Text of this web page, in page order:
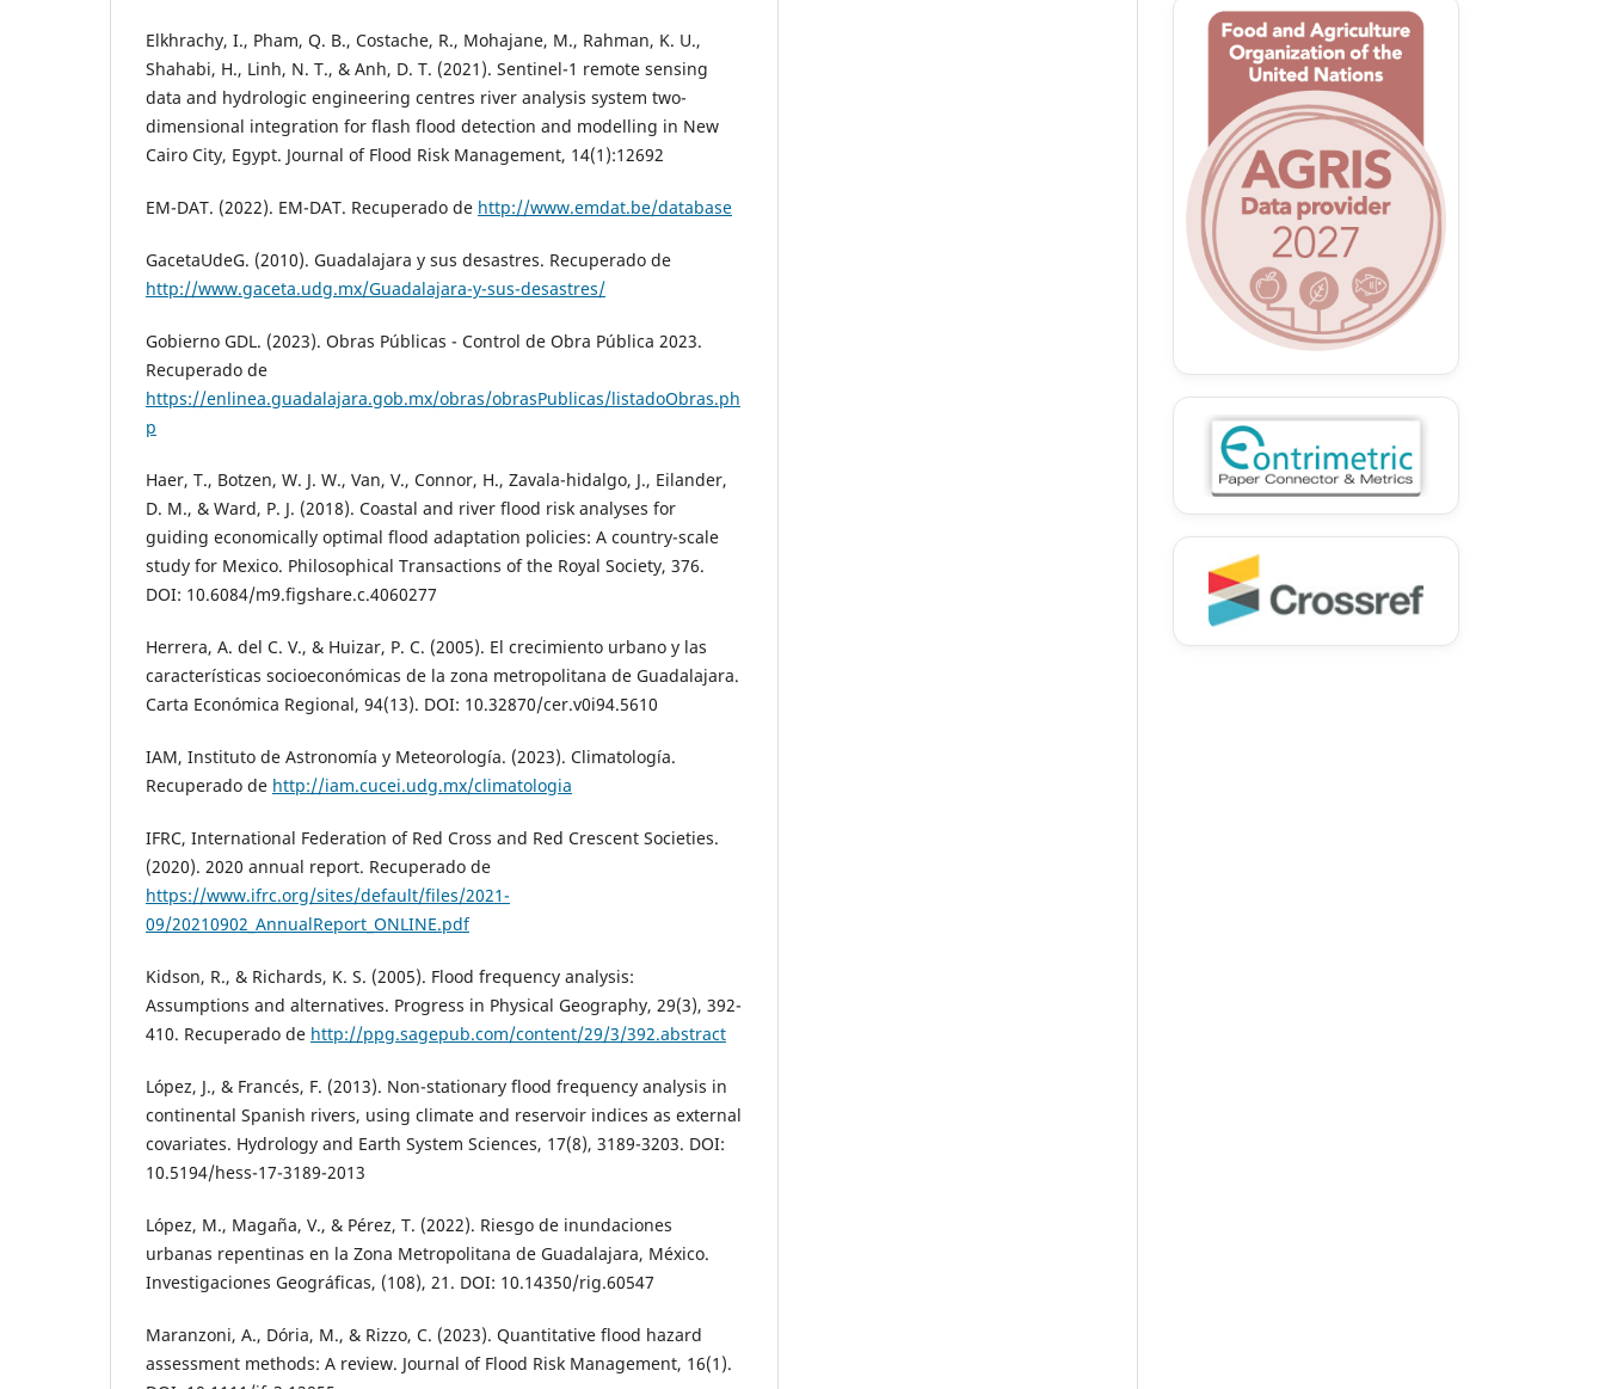
Elkhrachy, I., Pham, Q. B., Costache, R., Mohajane, M., Rahman, K. U.,
Shahabi, H., Linh, N. T., & Anh, D. T. (2021). Sentinel-1 remote sensing
data and hydrologic engineering centres river analysis system two-
dimensional integration for flash flood detection and modelling in New
Cairo City, Egypt. Journal of Flood Risk Management, 14(1):12692
EM-DAT. (2022). EM-DAT. Recuperado de http://www.emdat.be/database
GacetaUdeG. (2010). Guadalajara y sus desastres. Recuperado de
http://www.gaceta.udg.mx/Guadalajara-y-sus-desastres/
Gobierno GDL. (2023). Obras Públicas - Control de Obra Pública 2023.
Recuperado de
https://enlinea.guadalajara.gob.mx/obras/obrasPublicas/listadoObras.ph
p
Haer, T., Botzen, W. J. W., Van, V., Connor, H., Zavala-hidalgo, J., Eilander,
D. M., & Ward, P. J. (2018). Coastal and river flood risk analyses for
guiding economically optimal flood adaptation policies: A country-scale
study for Mexico. Philosophical Transactions of the Royal Society, 376.
DOI: 10.6084/m9.figshare.c.4060277
Herrera, A. del C. V., & Huizar, P. C. (2005). El crecimiento urbano y las
características socioeconómicas de la zona metropolitana de Guadalajara.
Carta Económica Regional, 94(13). DOI: 10.32870/cer.v0i94.5610
IAM, Instituto de Astronomí­a y Meteorología. (2023). Climatología.
Recuperado de http://iam.cucei.udg.mx/climatologia
IFRC, International Federation of Red Cross and Red Crescent Societies.
(2020). 2020 annual report. Recuperado de
https://www.ifrc.org/sites/default/files/2021-
09/20210902_AnnualReport_ONLINE.pdf
Kidson, R., & Richards, K. S. (2005). Flood frequency analysis:
Assumptions and alternatives. Progress in Physical Geography, 29(3), 392-
410. Recuperado de http://ppg.sagepub.com/content/29/3/392.abstract
López, J., & Francés, F. (2013). Non-stationary flood frequency analysis in
continental Spanish rivers, using climate and reservoir indices as external
covariates. Hydrology and Earth System Sciences, 17(8), 3189-3203. DOI:
10.5194/hess-17-3189-2013
López, M., Magaña, V., & Pérez, T. (2022). Riesgo de inundaciones
urbanas repentinas en la Zona Metropolitana de Guadalajara, México.
Investigaciones Geográficas, (108), 21. DOI: 10.14350/rig.60547
Maranzoni, A., Dória, M., & Rizzo, C. (2023). Quantitative flood hazard
assessment methods: A review. Journal of Flood Risk Management, 16(1).